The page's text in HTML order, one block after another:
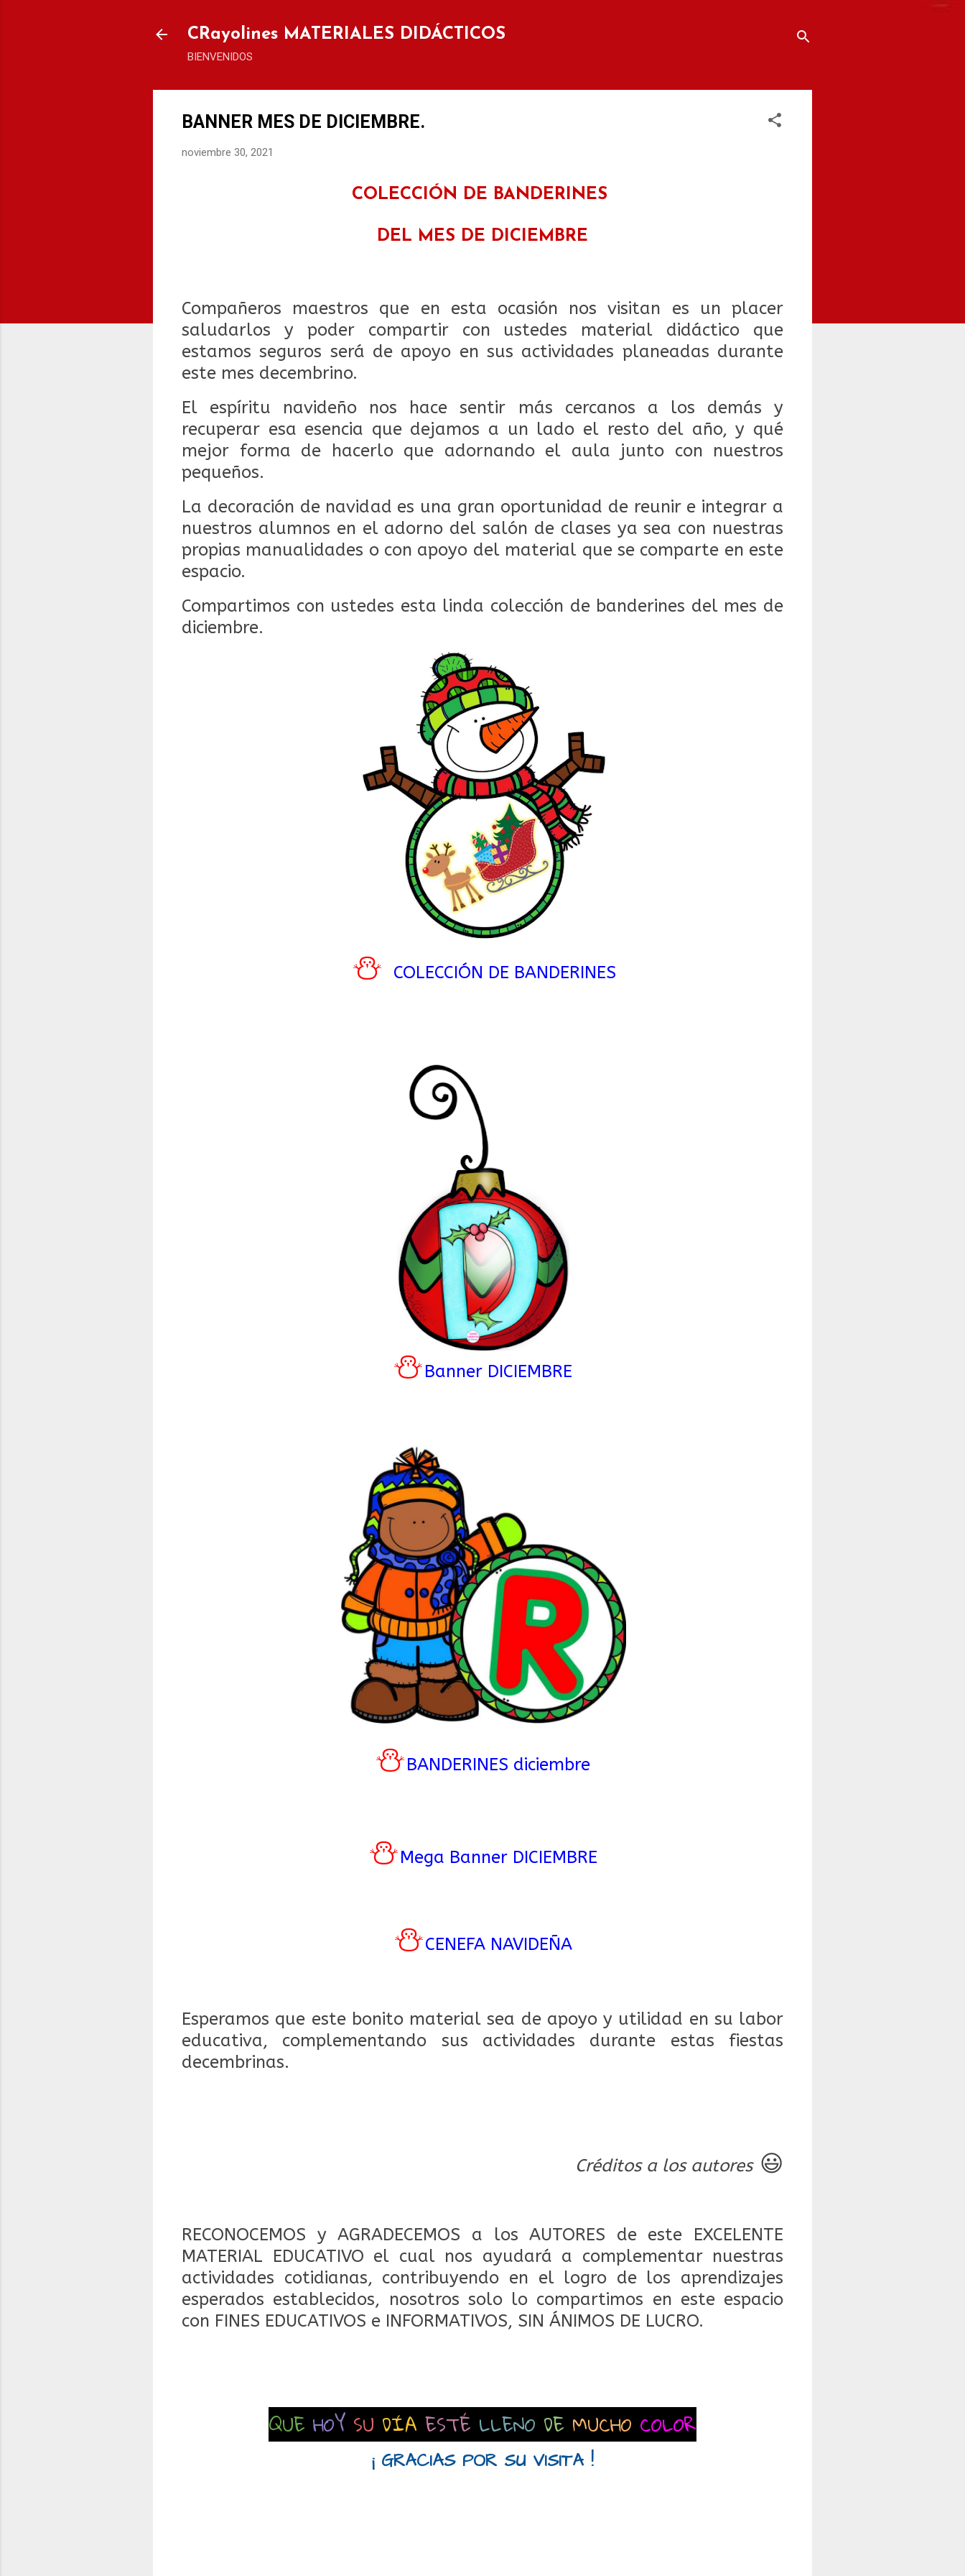
CRayolines MATERIALES DIDÁCTICOS
BIENVENIDOS
BANNER MES DE DICIEMBRE.
noviembre 30, 2021
COLECCIÓN DE BANDERINES
DEL MES DE DICIEMBRE
Compañeros maestros que en esta ocasión nos visitan es un placer
saludarlos y poder compartir con ustedes material didáctico que
estamos seguros será de apoyo en sus actividades planeadas durante
este mes decembrino.
El espíritu navideño nos hace sentir más cercanos a los demás y
recuperar esa esencia que dejamos a un lado el resto del año, y qué
mejor forma de hacerlo que adornando el aula junto con nuestros
pequeños.
La decoración de navidad es una gran oportunidad de reunir e integrar a
nuestros alumnos en el adorno del salón de clases ya sea con nuestras
propias manualidades o con apoyo del material que se comparte en este
espacio.
Compartimos con ustedes esta linda colección de banderines del mes de
diciembre.
⛄ COLECCIÓN DE BANDERINES
⛄Banner DICIEMBRE
⛄BANDERINES diciembre
⛄Mega Banner DICIEMBRE
⛄CENEFA NAVIDEÑA
Esperamos que este bonito material sea de apoyo y utilidad en su labor
educativa, complementando sus actividades durante estas fiestas
decembrinas.
Créditos a los autores😃
RECONOCEMOS y AGRADECEMOS a los AUTORES de este EXCELENTE
MATERIAL EDUCATIVO el cual nos ayudará a complementar nuestras
actividades cotidianas, contribuyendo en el logro de los aprendizajes
esperados establecidos, nosotros solo lo compartimos en este espacio
con FINES EDUCATIVOS e INFORMATIVOS, SIN ÁNIMOS DE LUCRO.
QUE HOY SU DÍA ESTÉ LLENO DE MUCHO COLOR
¡ GRACIAS POR SU VISITA !